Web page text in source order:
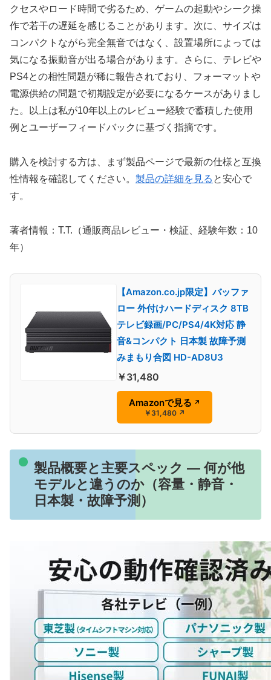
クセスやロード時間で劣るため、ゲームの起動やシーク操
作で若干の遅延を感じることがあります。次に、サイズは
コンパクトながら完全無音ではなく、設置場所によっては
気になる振動音が出る場合があります。さらに、テレビや
PS4との相性問題が稀に報告されており、フォーマットや
電源供給の問題で初期設定が必要になるケースがありまし
た。以上は私が10年以上のレビュー経験で蓄積した使用
例とユーザーフィードバックに基づく指摘です。
購入を検討する方は、まず製品ページで最新の仕様と互換
性情報を確認してください。 製品の詳細を見る と安心で
す。
著者情報：T.T.（通販商品レビュー・検証、経験年数：10
年）
【Amazon.co.jp限定】バッファ
ロー 外付けハードディスク 8TB
テレビ録画/PC/PS4/4K対応 静
音&コンパクト 日本製 故障予測
みまもり合図 HD-AD8U3
￥31,480
Amazonで見る ↗
￥31,480 ↗
製品概要と主要スペック — 何が他
モデルと違うのか（容量・静音・
日本製・故障予測）